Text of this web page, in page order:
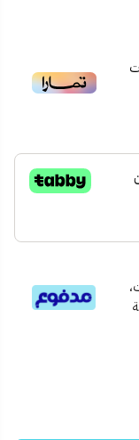
مختص واستخدام زيت
دفعات،